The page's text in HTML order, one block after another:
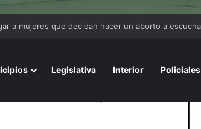
de Maestría en Litigación Oral
Legislativa Interior Policiales